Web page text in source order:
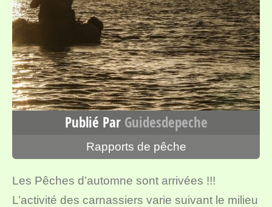
Publié Par Guidesdepeche
Rapports de pêche
Les Pêches d’automne sont arrivées !!!
L’activité des carnassiers varie suivant le milieu